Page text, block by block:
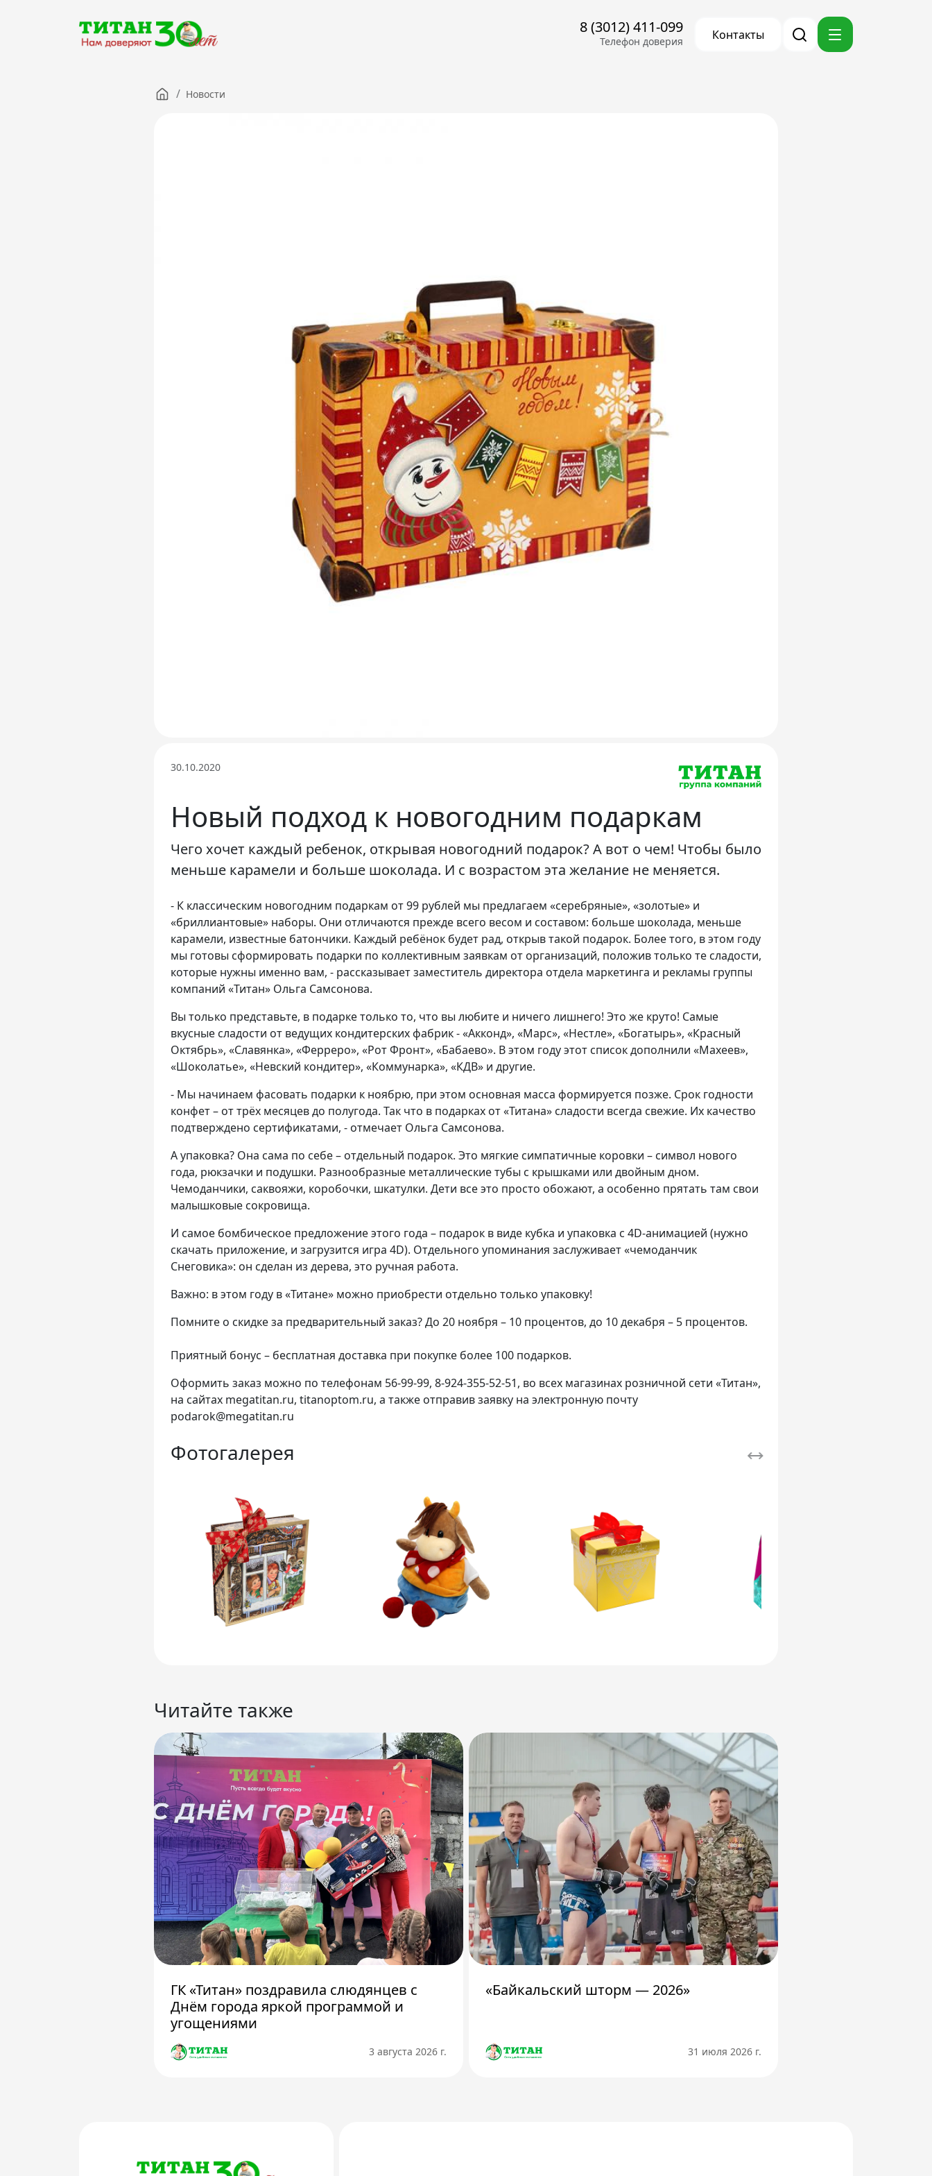
8 (3012) 411-099
Телефон доверия Контакты
/ Новости
30.10.2020
Новый подход к новогодним подаркам
Чего хочет каждый ребенок, открывая новогодний подарок? А вот о чем! Чтобы было
меньше карамели и больше шоколада. И с возрастом эта желание не меняется.
- К классическим новогодним подаркам от 99 рублей мы предлагаем «серебряные», «золотые» и
«бриллиантовые» наборы. Они отличаются прежде всего весом и составом: больше шоколада, меньше
карамели, известные батончики. Каждый ребёнок будет рад, открыв такой подарок. Более того, в этом году
мы готовы сформировать подарки по коллективным заявкам от организаций, положив только те сладости,
которые нужны именно вам, - рассказывает заместитель директора отдела маркетинга и рекламы группы
компаний «Титан» Ольга Самсонова.
Вы только представьте, в подарке только то, что вы любите и ничего лишнего! Это же круто! Самые
вкусные сладости от ведущих кондитерских фабрик - «Акконд», «Марс», «Нестле», «Богатырь», «Красный
Октябрь», «Славянка», «Ферреро», «Рот Фронт», «Бабаево». В этом году этот список дополнили «Махеев»,
«Шоколатье», «Невский кондитер», «Коммунарка», «КДВ» и другие.
- Мы начинаем фасовать подарки к ноябрю, при этом основная масса формируется позже. Срок годности
конфет – от трёх месяцев до полугода. Так что в подарках от «Титана» сладости всегда свежие. Их качество
подтверждено сертификатами, - отмечает Ольга Самсонова.
А упаковка? Она сама по себе – отдельный подарок. Это мягкие симпатичные коровки – символ нового
года, рюкзачки и подушки. Разнообразные металлические тубы с крышками или двойным дном.
Чемоданчики, саквояжи, коробочки, шкатулки. Дети все это просто обожают, а особенно прятать там свои
малышковые сокровища.
И самое бомбическое предложение этого года – подарок в виде кубка и упаковка с 4D-анимацией (нужно
скачать приложение, и загрузится игра 4D). Отдельного упоминания заслуживает «чемоданчик
Снеговика»: он сделан из дерева, это ручная работа.
Важно: в этом году в «Титане» можно приобрести отдельно только упаковку!
Помните о скидке за предварительный заказ? До 20 ноября – 10 процентов, до 10 декабря – 5 процентов.
Приятный бонус – бесплатная доставка при покупке более 100 подарков.
Оформить заказ можно по телефонам 56-99-99, 8-924-355-52-51, во всех магазинах розничной сети «Титан»,
на сайтах megatitan.ru, titanoptom.ru, а также отправив заявку на электронную почту
podarok@megatitan.ru
Фотогалерея
Читайте также
ГК «Титан» поздравила слюдянцев с
Днём города яркой программой и
угощениями
3 августа 2026 г.
«Байкальский шторм — 2026»
31 июля 2026 г.